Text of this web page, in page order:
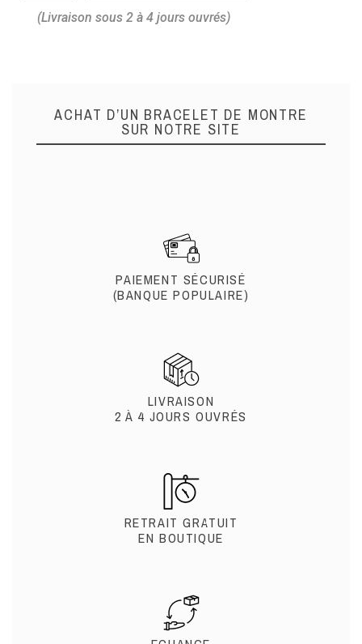
(Livraison sous 2 à 4 jours ouvrés)
ACHAT D’UN BRACELET DE MONTRE
SUR NOTRE SITE
PAIEMENT SÉCURISÉ
(BANQUE POPULAIRE)
LIVRAISON
2 À 4 JOURS OUVRÉS
RETRAIT GRATUIT
EN BOUTIQUE